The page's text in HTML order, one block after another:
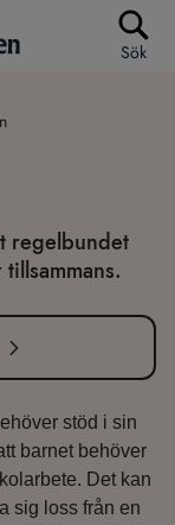
Sök
regelbundet
stöd i sin
barnet behöver
Det kan
sig loss från en